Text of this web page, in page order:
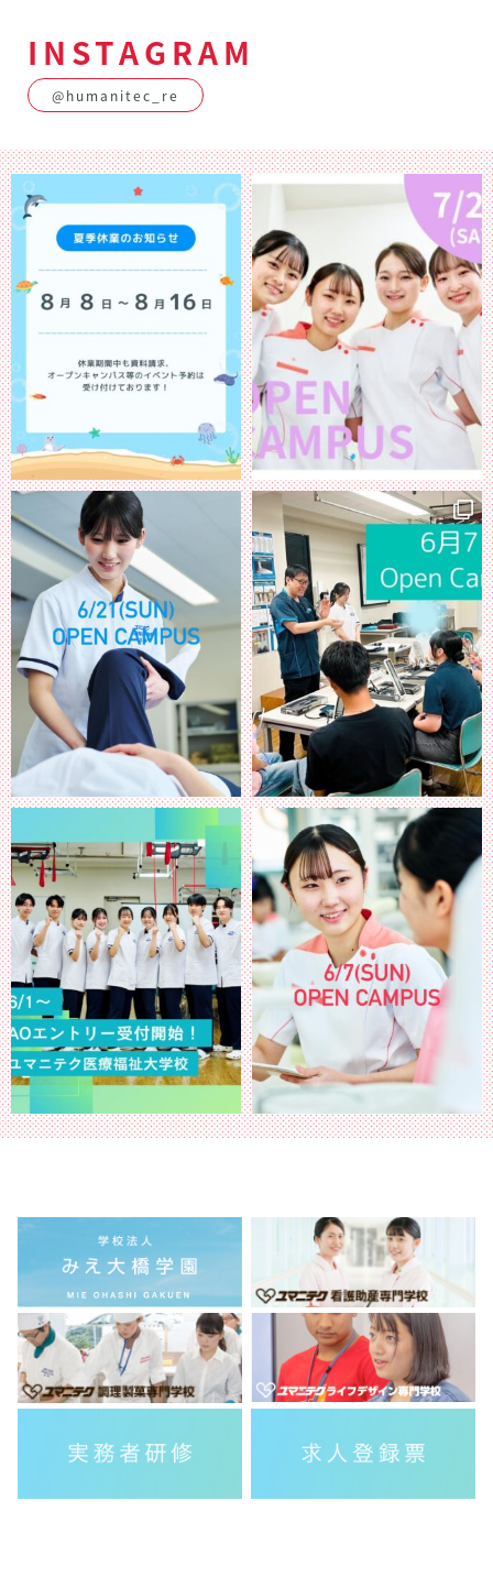
INSTAGRAM
@humanitec_re